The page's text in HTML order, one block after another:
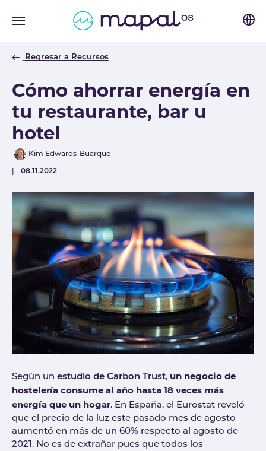
Regresar a Recursos
Cómo ahorrar energía en
tu restaurante, bar u
hotel
AuthorKim Edwards-Buarque
Published
08.11.2022
Según un estudio de Carbon Trust, un negocio de
hostelería consume al año hasta 18 veces más
energía que un hogar. En España, el Eurostat reveló
que el precio de la luz este pasado mes de agosto
aumentó en más de un 60% respecto al agosto de
2021. No es de extrañar pues que todos los